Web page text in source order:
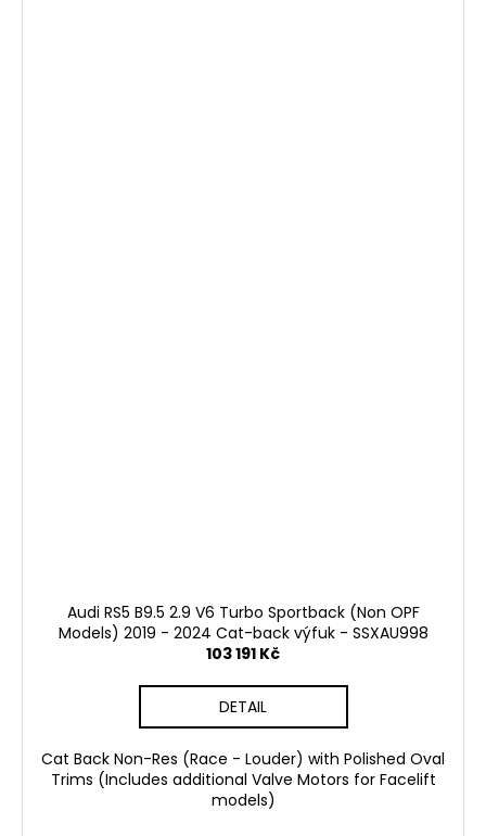
Audi RS5 B9.5 2.9 V6 Turbo Sportback (Non OPF
Models) 2019 - 2024 Cat-back výfuk - SSXAU998
103 191 Kč
DETAIL
Cat Back Non-Res (Race - Louder) with Polished Oval
Trims (Includes additional Valve Motors for Facelift
models)